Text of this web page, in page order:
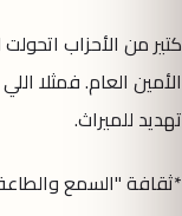
كتير من الأحزاب
الأمين العام. فمثلا
تهديد للميراث.
*ثقافة "السمع